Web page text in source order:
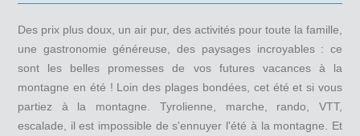
Des prix plus doux, un air pur, des activités pour toute la famille,
une gastronomie généreuse, des paysages incroyables : ce
sont les belles promesses de vos futures vacances à la
montagne en été ! Loin des plages bondées, cet été et si vous
partiez à la montagne. Tyrolienne, marche, rando, VTT,
escalade, il est impossible de s'ennuyer l'été à la montagne. Et